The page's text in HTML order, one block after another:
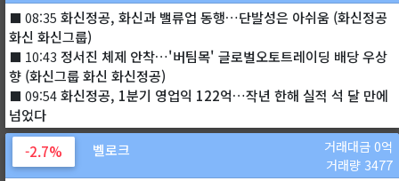
⬛ 08:35 화신정공, 화신과 밸류업 동행…단발성은 아쉬움 (화신정공
화신 화신그룹)
⬛ 10:43 정서진 체제 안착…'버팀목' 글로벌오토트레이딩 배당 우상
향 (화신그룹 화신 화신정공)
⬛ 09:54화신정공, 1분기 영업익 122억…작년 한해 실적 석 달 만에
넘었다
-2.7% 벨로크
거래대금 0억
거래량 3477